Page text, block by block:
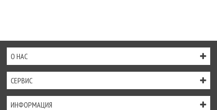
О НАС
СЕРВИС
ИНФОРМАЦИЯ